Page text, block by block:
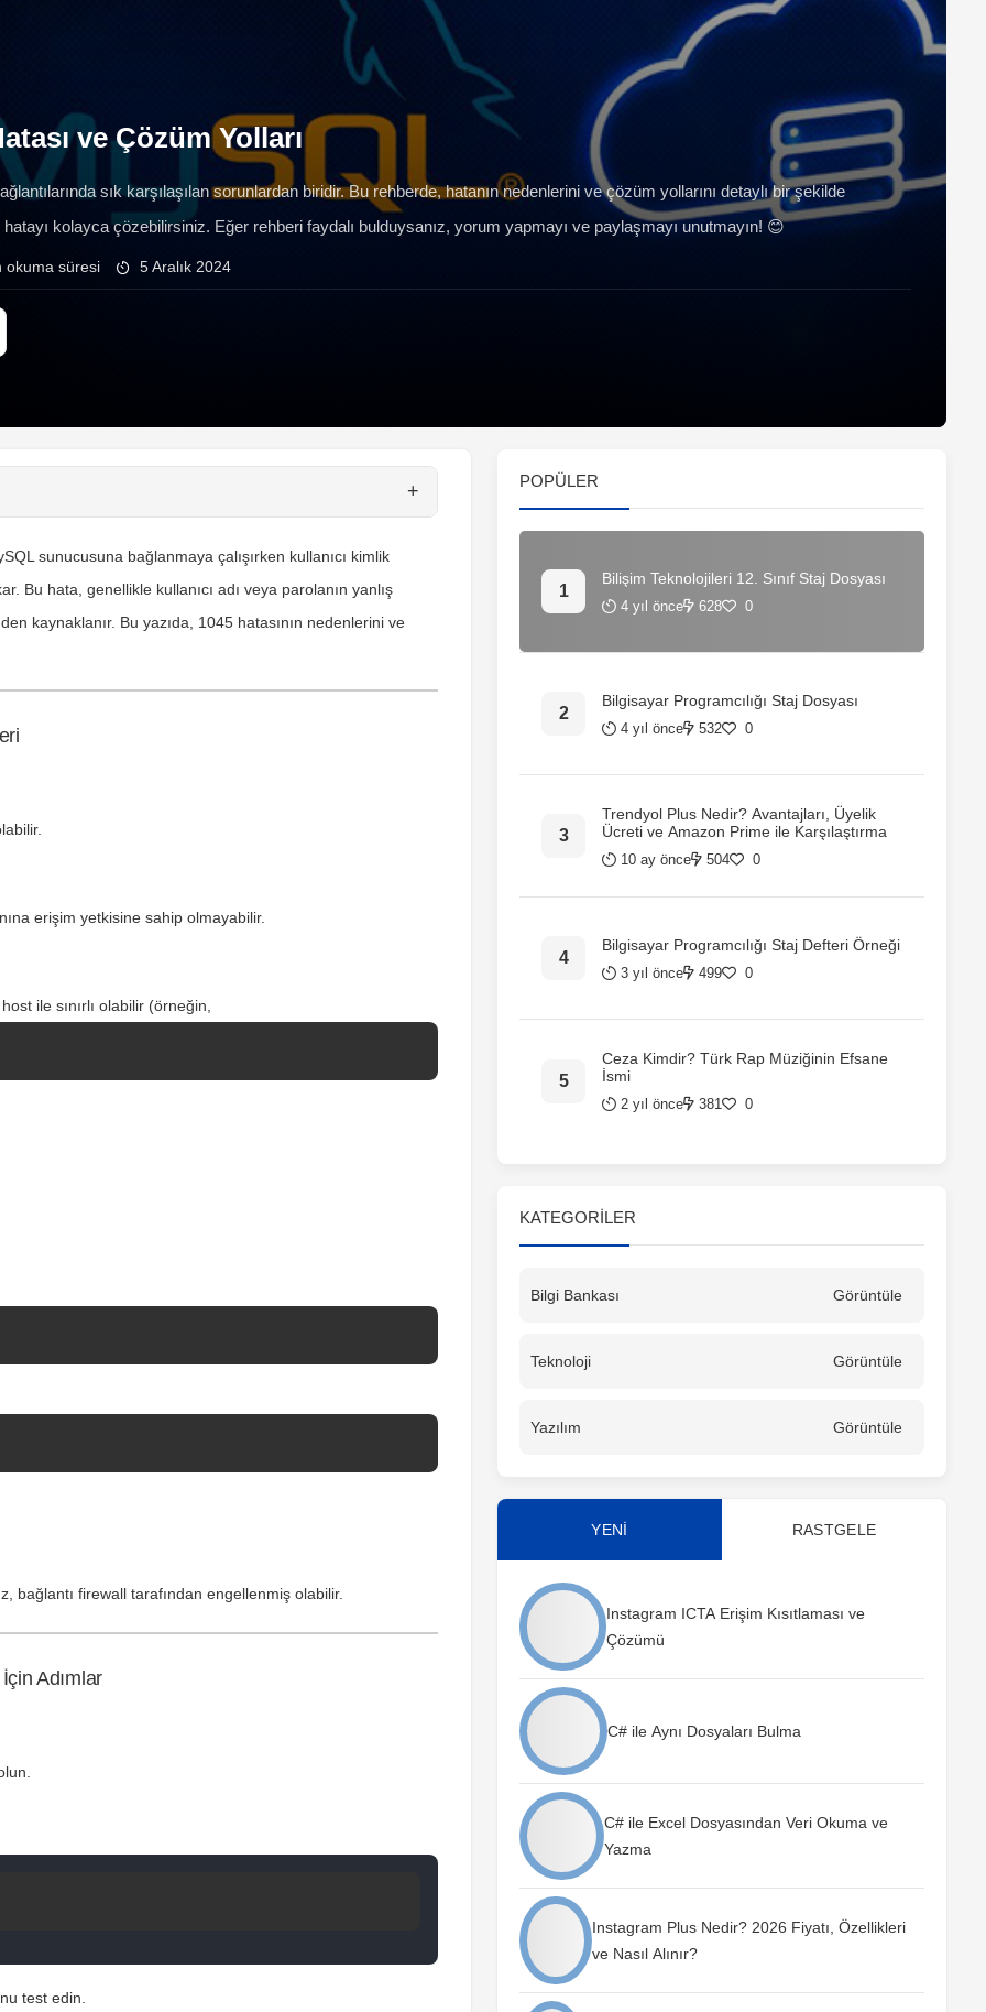
ve Çözüm Yolları
sık karşılaşılan sorunlardan biridir. Bu rehberde, hatanın nedenlerini ve çözüm yollarını detaylı bir şekilde
kolayca çözebilirsiniz. Eğer rehberi faydalı bulduysanız, yorum yapmayı ve paylaşmayı unutmayın! 😊
süresi 5 Aralık 2024
+
sunucusuna bağlanmaya çalışırken kullanıcı kimlik
Bu hata, genellikle kullanıcı adı veya parolanın yanlış
kaynaklanır. Bu yazıda, 1045 hatasının nedenlerini ve
erişim yetkisine sahip olmayabilir.
ile sınırlı olabilir (örneğin,
bağlantı firewall tarafından engellenmiş olabilir.
Adımlar
test edin.
POPÜLER
Bilişim Teknolojileri 12. Sınıf Staj Dosyası
4 yıl önce 628 0
Bilgisayar Programcılığı Staj Dosyası
4 yıl önce 532 0
Trendyol Plus Nedir? Avantajları, Üyelik
Ücreti ve Amazon Prime ile Karşılaştırma
10 ay önce 504 0
Bilgisayar Programcılığı Staj Defteri Örneği
3 yıl önce 499 0
Ceza Kimdir? Türk Rap Müziğinin Efsane
İsmi
2 yıl önce 381 0
KATEGORILER
Bilgi Bankası Görüntüle
Teknoloji Görüntüle
Yazılım Görüntüle
YENİ RASTGELE
Instagram ICTA Erişim Kısıtlaması ve
Çözümü
C# ile Aynı Dosyaları Bulma
C# ile Excel Dosyasından Veri Okuma ve
Yazma
Instagram Plus Nedir? 2026 Fiyatı, Özellikleri
ve Nasıl Alınır?